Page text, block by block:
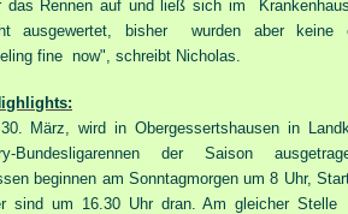
das Rennen auf und ließ sich im
ausgewertet, bisher wurden aber keine
fine now", schreibt Nicholas.
März, wird in Obergessertshausen in
Bundesligarennen der Saison
beginnen am Sonntagmorgen um 8 Uhr,
sind um 16.30 Uhr dran. Am gleicher